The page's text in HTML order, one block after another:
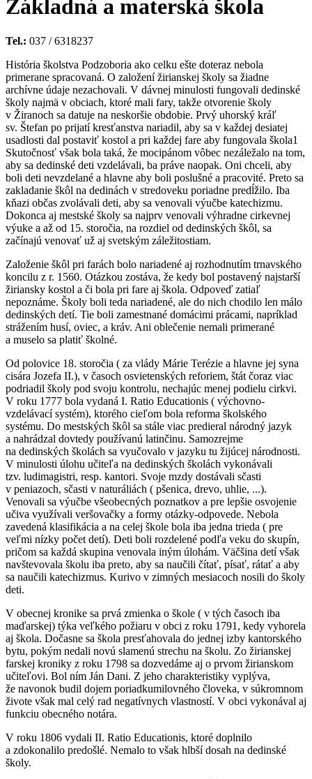
Základná a materská škola
Tel.: 037 / 6318237
História školstva Podzoboria ako celku ešte doteraz nebola
primerane spracovaná. O založení žirianskej školy sa žiadne
archívne údaje nezachovali. V dávnej minulosti fungovali dedinské
školy najmä v obciach, ktoré mali fary, takže otvorenie školy
v Žiranoch sa datuje na neskoršie obdobie. Prvý uhorský kráľ
sv. Štefan po prijatí kresťanstva nariadil, aby sa v každej desiatej
usadlosti dal postaviť kostol a pri každej fare aby fungovala škola1
Skutočnosť však bola taká, že mocipánom vôbec nezáležalo na tom,
aby sa dedinské deti vzdelávali, ba práve naopak. Oni chceli, aby
boli deti nevzdelané a hlavne aby boli poslušné a pracovité. Preto sa
zakladanie škôl na dedinách v stredoveku poriadne predĺžilo. Iba
kňazi občas zvolávali deti, aby sa venovali výučbe katechizmu.
Dokonca aj mestské školy sa najprv venovali výhradne cirkevnej
výuke a až od 15. storočia, na rozdiel od dedinských škôl, sa
začínajú venovať už aj svetským záležitostiam.
Založenie škôl pri farách bolo nariadené aj rozhodnutím trnavského
koncilu z r. 1560. Otázkou zostáva, že kedy bol postavený najstarší
žiriansky kostol a či bola pri fare aj škola. Odpoveď zatiaľ
nepoznáme. Školy boli teda nariadené, ale do nich chodilo len málo
dedinských detí. Tie boli zamestnané domácimi prácami, napríklad
strážením husí, oviec, a kráv. Ani oblečenie nemali primerané
a muselo sa platiť školné.
Od polovice 18. storočia ( za vlády Márie Terézie a hlavne jej syna
cisára Jozefa II.), v časoch osvietenských reforiem, štát čoraz viac
podriadil školy pod svoju kontrolu, nechajúc menej podielu cirkvi.
V roku 1777 bola vydaná I. Ratio Educationis ( výchovno-
vzdelávací systém), ktorého cieľom bola reforma školského
systému. Do mestských škôl sa stále viac predieral národný jazyk
a nahrádzal dovtedy používanú latinčinu. Samozrejme
na dedinských školách sa vyučovalo v jazyku tu žijúcej národnosti.
V minulosti úlohu učiteľa na dedinských školách vykonávali
tzv. ludimagistri, resp. kantori. Svoje mzdy dostávali sčasti
v peniazoch, sčasti v naturáliách ( pšenica, drevo, uhlie, ...).
Venovali sa výučbe všeobecných poznatkov a pre lepšie osvojenie
učiva využívali veršovačky a formy otázky-odpovede. Nebola
zavedená klasifikácia a na celej škole bola iba jedna trieda ( pre
veľmi nízky počet detí). Deti boli rozdelené podľa veku do skupín,
pričom sa každá skupina venovala iným úlohám. Väčšina detí však
navštevovala školu iba preto, aby sa naučili čítať, písať, rátať a aby
sa naučili katechizmus. Kurivo v zimných mesiacoch nosili do školy
deti.
V obecnej kronike sa prvá zmienka o škole ( v tých časoch iba
maďarskej) týka veľkého požiaru v obci z roku 1791, kedy vyhorela
aj škola. Dočasne sa škola presťahovala do jednej izby kantorského
bytu, pokým nedali novú slamenú strechu na školu. Zo žirianskej
farskej kroniky z roku 1798 sa dozvedáme aj o prvom žirianskom
učiteľovi. Bol ním Ján Dani. Z jeho charakteristiky vyplýva,
že navonok budil dojem poriadkumilovného človeka, v súkromnom
živote však mal celý rad negatívnych vlastností. V obci vykonával aj
funkciu obecného notára.
V roku 1806 vydali II. Ratio Educationis, ktoré doplnilo
a zdokonalilo predošlé. Nemalo to však hlbší dosah na dedinské
školy.